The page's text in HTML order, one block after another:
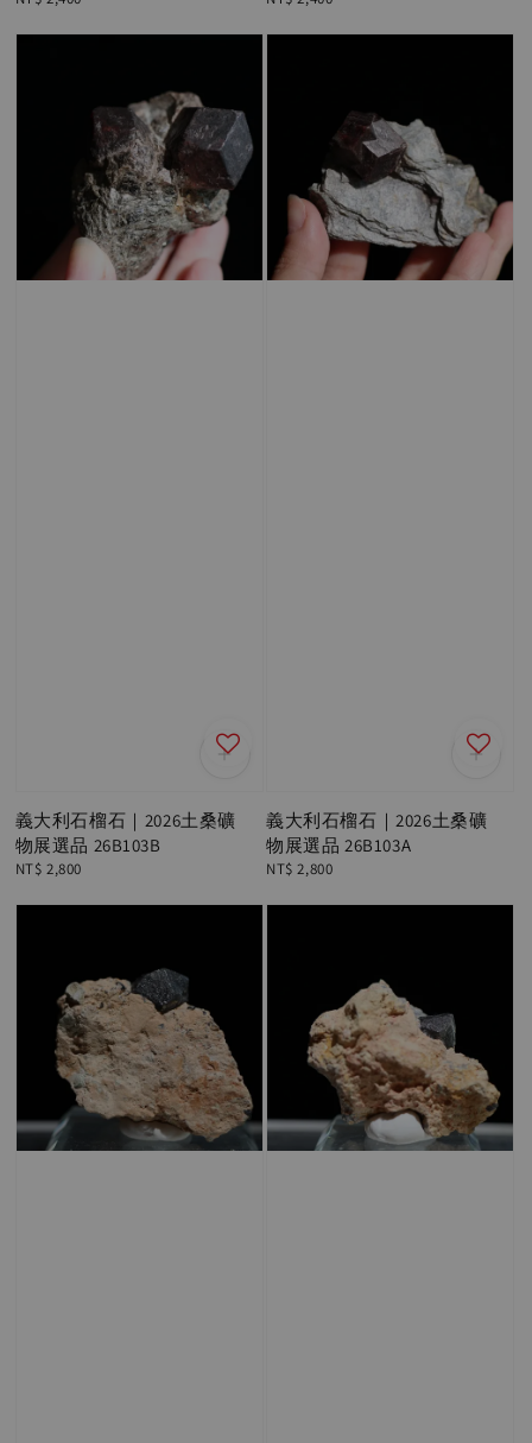
義大利石榴石｜2026土桑礦
物展選品 26B103B
Regular
NT$ 2,800
義大利石榴石｜2026土桑礦
物展選品 26B103A
Regular
NT$ 2,800